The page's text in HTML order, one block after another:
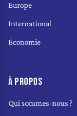
Europe
International
Économie
À PROPOS
Qui sommes-nous ?